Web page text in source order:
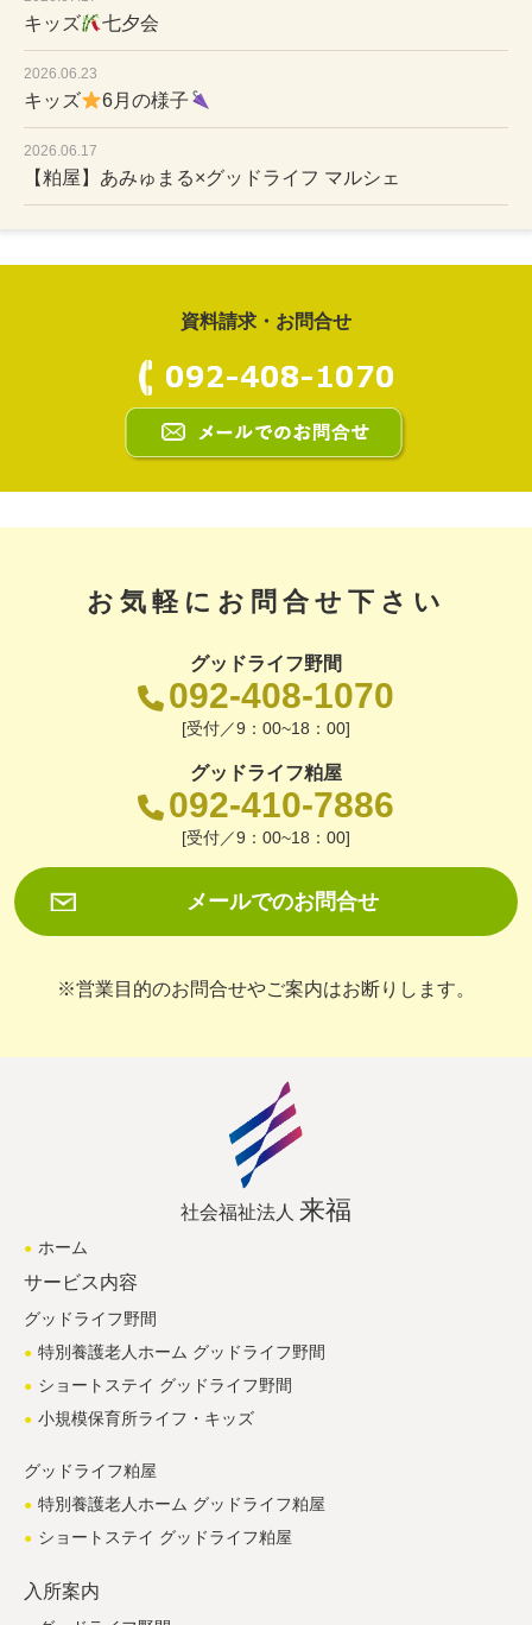
キッズ 七夕会
2026.06.23
キッズ 6月の様子
2026.06.17
【粕屋】あみゅまる×グッドライフ マルシェ
資料請求・お問合せ
お気軽にお問合せ下さい
グッドライフ野間
092-408-1070
[受付／9：00~18：00]
グッドライフ粕屋
092-410-7886
[受付／9：00~18：00]
メールでのお問合せ
※営業目的のお問合せやご案内はお断りします。
社会福祉法人 来福
ホーム
サービス内容
グッドライフ野間
特別養護老人ホーム グッドライフ野間
ショートステイ グッドライフ野間
小規模保育所ライフ・キッズ
グッドライフ粕屋
特別養護老人ホーム グッドライフ粕屋
ショートステイ グッドライフ粕屋
入所案内